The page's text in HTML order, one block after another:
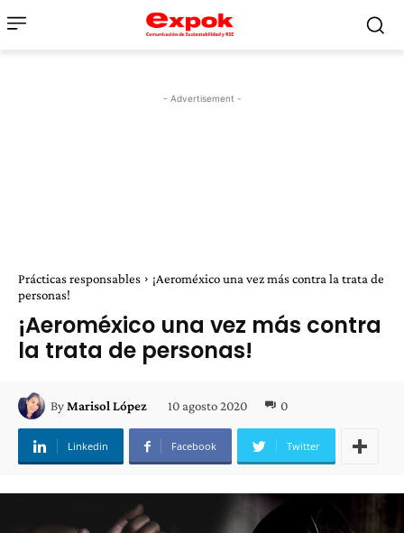
- Advertisement -
Prácticas responsables
¡Aeroméxico una vez más contra la trata de
personas!
¡Aeroméxico una vez más contra
la trata de personas!
ByMarisol López 10 agosto 2020 0
Linkedin Facebook Twitter